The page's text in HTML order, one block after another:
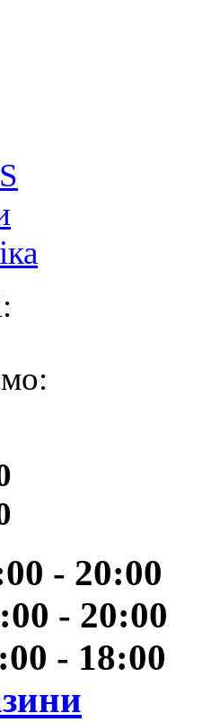
- 20:00
- 20:00
- 18:00